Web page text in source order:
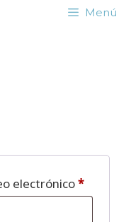
Menú
electrónico*